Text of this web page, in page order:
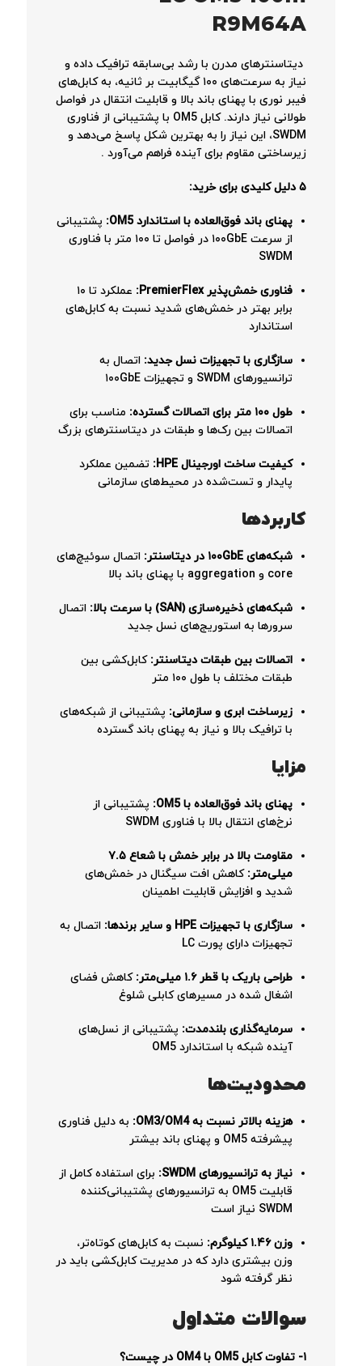
R9M64A
دیتاسنترهای مدرن با رشد بی‌سابقه ترافیک داده و
نیاز به سرعت‌های ۱۰۰ گیگابیت بر ثانیه، به کابل‌های
فیبر نوری با پهنای باند بالا و قابلیت انتقال در فواصل
طولانی نیاز دارند. کابل OM5 با پشتیبانی از فناوری
SWDM، این نیاز را به بهترین شکل پاسخ می‌دهد و
زیرساختی مقاوم برای آینده فراهم می‌آورد .
۵ دلیل کلیدی برای خرید:
پهنای باند فوق‌العاده با استاندارد OM5:
پشتیبانی
از سرعت ۱۰۰GbE در فواصل تا ۱۰۰ متر با فناوری
SWDM
فناوری خمش‌پذیر PremierFlex:
عملکرد تا ۱۰
برابر بهتر در خمش‌های شدید نسبت به کابل‌های
استاندارد
سازگاری با تجهیزات نسل جدید: اتصال به
ترانسیورهای SWDM و تجهیزات ۱۰۰GbE
طول ۱۰۰ متر برای اتصالات گسترده:
مناسب برای
اتصالات بین رک‌ها و طبقات در دیتاسنترهای بزرگ
کیفیت ساخت اورجینال HPE:
تضمین عملکرد
پایدار و تست‌شده در محیط‌های سازمانی
کاربردها
شبکه‌های ۱۰۰GbE در دیتاسنتر:
اتصال سوئیچ‌های
core و aggregation با پهنای باند بالا
شبکه‌های ذخیره‌سازی (SAN) با سرعت بالا:
اتصال
سرورها به استوریج‌های نسل جدید
اتصالات بین طبقات دیتاسنتر: کابل‌کشی بین
طبقات مختلف با طول ۱۰۰ متر
زیرساخت ابری و سازمانی: پشتیبانی از شبکه‌های
با ترافیک بالا و نیاز به پهنای باند گسترده
مزایا
پهنای باند فوق‌العاده با OM5:
پشتیبانی از
نرخ‌های انتقال بالا با فناوری SWDM
مقاومت بالا در برابر خمش با شعاع ۷.۵
میلی‌متر: کاهش افت سیگنال در خمش‌های
شدید و افزایش قابلیت اطمینان
سازگاری با تجهیزات HPE و سایر برندها:
اتصال به
تجهیزات دارای پورت LC
طراحی باریک با قطر ۱.۶ میلی‌متر:
کاهش فضای
اشغال شده در مسیرهای کابلی شلوغ
سرمایه‌گذاری بلندمدت: پشتیبانی از نسل‌های
آینده شبکه با استاندارد OM5
محدودیت‌ها
هزینه بالاتر نسبت به OM3/OM4:
به دلیل فناوری
پیشرفته OM5 و پهنای باند بیشتر
نیاز به ترانسیورهای SWDM:
برای استفاده کامل از
قابلیت OM5 به ترانسیورهای پشتیبانی‌کننده
SWDM نیاز است
وزن ۱.۴۶ کیلوگرم:
نسبت به کابل‌های کوتاه‌تر،
وزن بیشتری دارد که در مدیریت کابل‌کشی باید در
نظر گرفته شود
سوالات متداول
۱- تفاوت کابل OM5 با OM4 در چیست؟